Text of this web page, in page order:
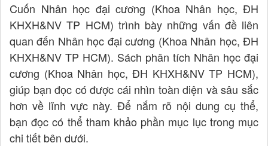
Cuốn Nhân học đại cương (Khoa Nhân học, ĐH
KHXH&NV TP HCM) trình bày những vấn đề liên
quan đến Nhân học đại cương (Khoa Nhân học, ĐH
KHXH&NV TP HCM). Sách phân tích Nhân học đại
cương (Khoa Nhân học, ĐH KHXH&NV TP HCM),
giúp bạn đọc có được cái nhìn toàn diện và sâu sắc
hơn về lĩnh vực này. Để nắm rõ nội dung cụ thể,
bạn đọc có thể tham khảo phần mục lục trong mục
chi tiết bên dưới.